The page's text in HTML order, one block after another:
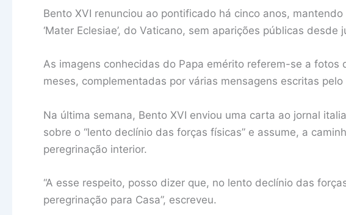
Bento XVI renunciou ao pontificado há cinco anos,
‘Mater Eclesiae’, do Vaticano, sem aparições públicas desde
As imagens conhecidas do Papa emérito referem-se a fotos
meses, complementadas por várias mensagens escritas
Na última semana, Bento XVI enviou uma carta ao jornal
sobre o “lento declínio das forças físicas” e assume, a
peregrinação interior.
“A esse respeito, posso dizer que, no lento declínio das
peregrinação para Casa”, escreveu.